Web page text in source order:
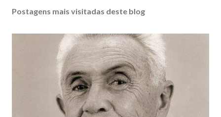
Postagens mais visitadas deste blog